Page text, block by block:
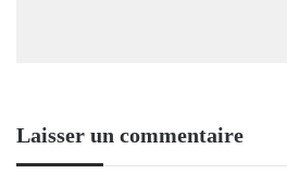
Laisser un commentaire